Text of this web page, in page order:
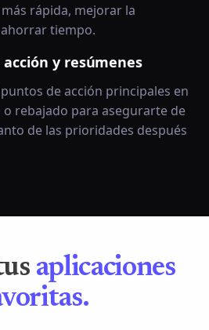
rápida, mejorar la
tiempo.
y resúmenes
de acción principales en
rebajado para asegurarte de
de las prioridades después
aplicaciones